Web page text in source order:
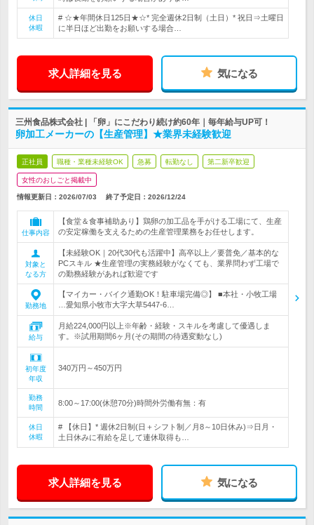
休日
休暇
# ☆★年間休日125日★☆* 完全週休2日制（土日）* 祝日⇒土曜日
に半日ほど出勤をお願いする場合…
求人詳細を見る 気になる
三州食品株式会社 | 「卵」にこだわり続け約60年｜毎年給与UP可！
卵加工メーカーの【生産管理】★業界未経験歓迎
正社員 職種・業種未経験OK 急募 転勤なし 第二新卒歓迎
女性のおしごと掲載中
情報更新日：2026/07/03 終了予定日： 2026/12/24
仕事内容
【食堂＆食事補助あり】鶏卵の加工品を手がける工場にて、生産
の安定稼働を支えるための生産管理業務をお任せします。
対象と
なる方
【未経験OK｜20代30代も活躍中】高卒以上／要普免／基本的な
PCスキル ★生産管理の実務経験がなくても、業界問わず工場で
の勤務経験があれば歓迎です
勤務地
【マイカー・バイク通勤OK！駐車場完備◎】 ■本社・小牧工場
…愛知県小牧市大字大草5447-6…
給与
月給224,000円以上※年齢・経験・スキルを考慮して優遇しま
す。※試用期間6ヶ月(その期間の待遇変動なし)
初年度
年収
340万円～450万円
勤務
時間
8:00～17:00(休憩70分)時間外労働有無：有
休日
休暇
# 【休日】* 週休2日制(日＋シフト制／月8～10日休み)⇒日月・
土日休みに有給を足して連休取得も…
求人詳細を見る 気になる